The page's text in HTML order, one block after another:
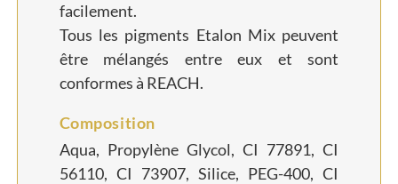
facilement.
Tous les pigments Etalon Mix peuvent
être mélangés entre eux et sont
conformes à REACH.
Composition
Aqua, Propylène Glycol, CI 77891, CI
56110, CI 73907, Silice, PEG-400, CI